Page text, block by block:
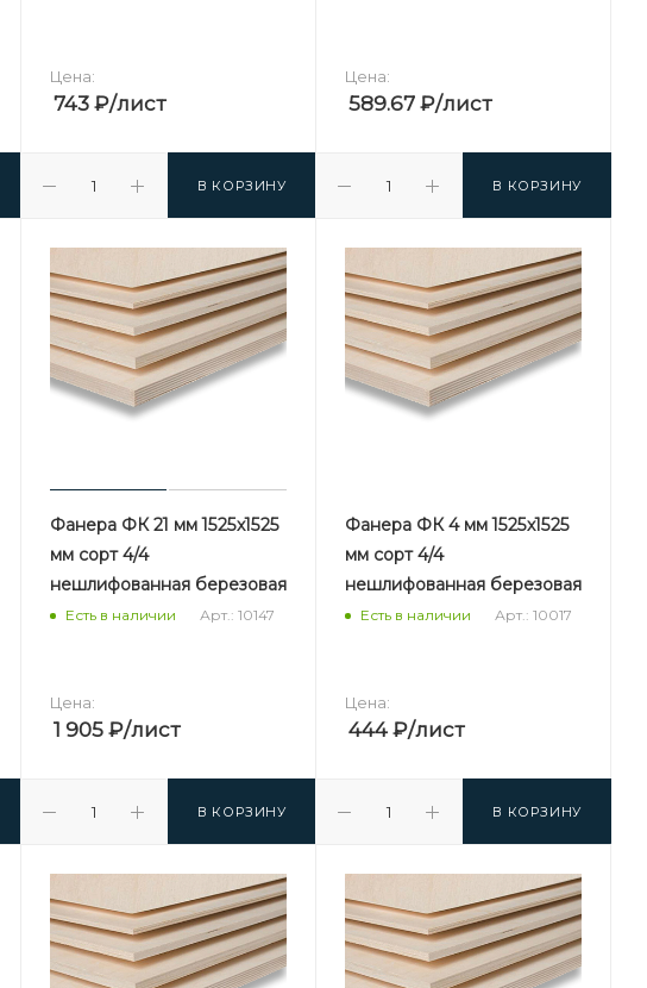
Цена:
743₽/лист
В КОРЗИНУ
Цена:
589.67₽/лист
В КОРЗИНУ
Фанера ФК 21 мм 1525х1525
мм сорт 4/4
нешлифованная березовая
Есть в наличии Арт.: 10147
Цена:
1 905₽/лист
В КОРЗИНУ
Фанера ФК 4 мм 1525х1525
мм сорт 4/4
нешлифованная березовая
Есть в наличии Арт.: 10017
Цена:
444₽/лист
В КОРЗИНУ